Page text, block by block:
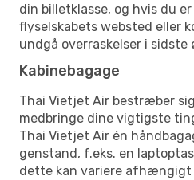
din billetklasse, og hvis du
flyselskabets websted eller
undgå overraskelser i sidste
Kabinebagage
Thai Vietjet Air bestræber
medbringe dine vigtigste
Thai Vietjet Air én
genstand, f.eks. en
dette kan variere afhængigt